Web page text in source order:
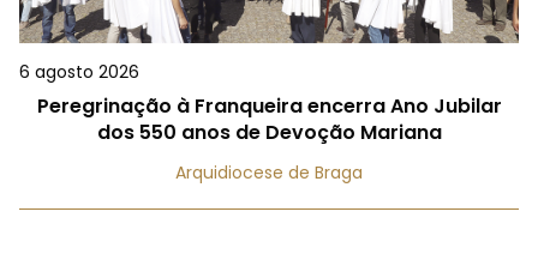
6 agosto 2026
Peregrinação à Franqueira encerra Ano Jubilar
dos 550 anos de Devoção Mariana
Arquidiocese de Braga